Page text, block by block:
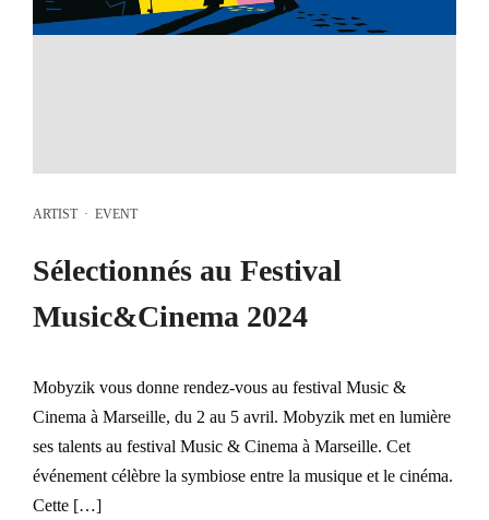
ARTIST· EVENT
Sélectionnés au Festival
Music&Cinema 2024
Mobyzik vous donne rendez-vous au festival Music &
Cinema à Marseille, du 2 au 5 avril. Mobyzik met en lumière
ses talents au festival Music & Cinema à Marseille. Cet
événement célèbre la symbiose entre la musique et le cinéma.
Cette […]